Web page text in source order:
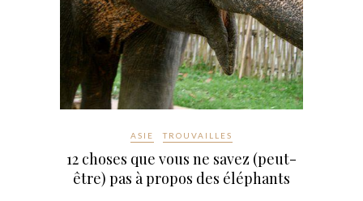
ASIE TROUVAILLES
12 choses que vous ne savez (peut-
être) pas à propos des éléphants